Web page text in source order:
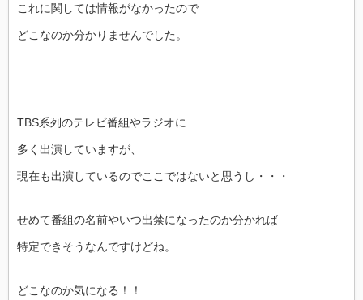
これに関しては情報がなかったので
どこなのか分かりませんでした。
TBS系列のテレビ番組やラジオに
多く出演していますが、
現在も出演しているのでここではないと思うし・・・
せめて番組の名前やいつ出禁になったのか分かれば
特定できそうなんですけどね。
どこなのか気になる！！